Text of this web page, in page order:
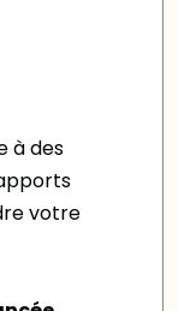
à des
votre